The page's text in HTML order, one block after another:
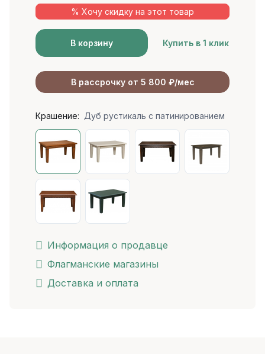
% Хочу скидку на этот товар
В корзину Купить в 1 клик
В рассрочку от 5 800 ₽/мес
Крашение: Дуб рустикаль с патинированием
Информация о продавце
Флагманские магазины
Доставка и оплата